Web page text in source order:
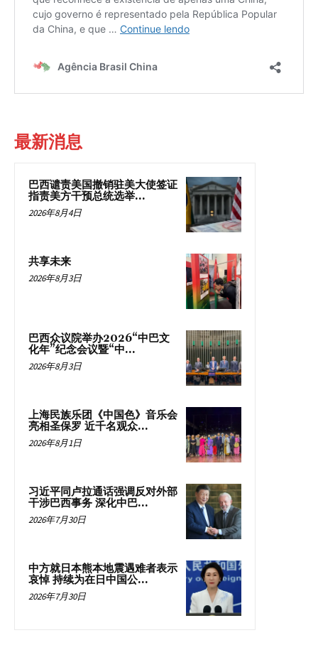
最新消息
巴西谴责美国撤销驻美大使签证
指责美方干预总统选举...
2026年8月4日
共享未来
2026年8月3日
巴西众议院举办2026“中巴文
化年”纪念会议暨“中...
2026年8月3日
上海民族乐团《中国色》音乐会
亮相圣保罗 近千名观众...
2026年8月1日
习近平同卢拉通话强调反对外部
干涉巴西事务 深化中巴...
2026年7月30日
中方就日本熊本地震遇难者表示
哀悼 持续为在日中国公...
2026年7月30日